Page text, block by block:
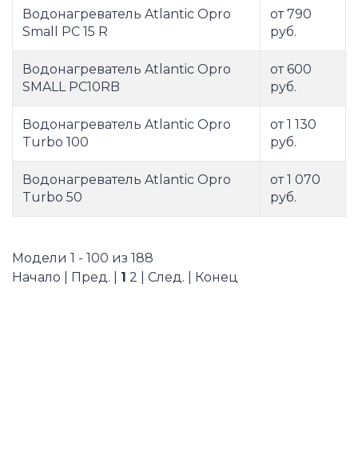
Водонагреватель Atlantic Opro
Small PC 15 R
от 790
руб.
Водонагреватель Atlantic Opro
SMALL PC10RB
от 600
руб.
Водонагреватель Atlantic Opro
Turbo 100
от 1 130
руб.
Водонагреватель Atlantic Opro
Turbo 50
от 1 070
руб.
Модели 1 - 100 из 188
Начало | Пред. | 1 2 След. Конец